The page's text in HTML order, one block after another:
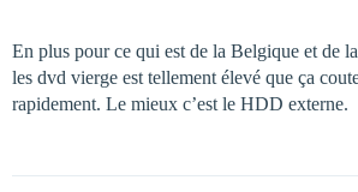
En plus pour ce qui est de la Belgique et de
les dvd vierge est tellement élevé que ça
rapidement. Le mieux c’est le HDD externe.